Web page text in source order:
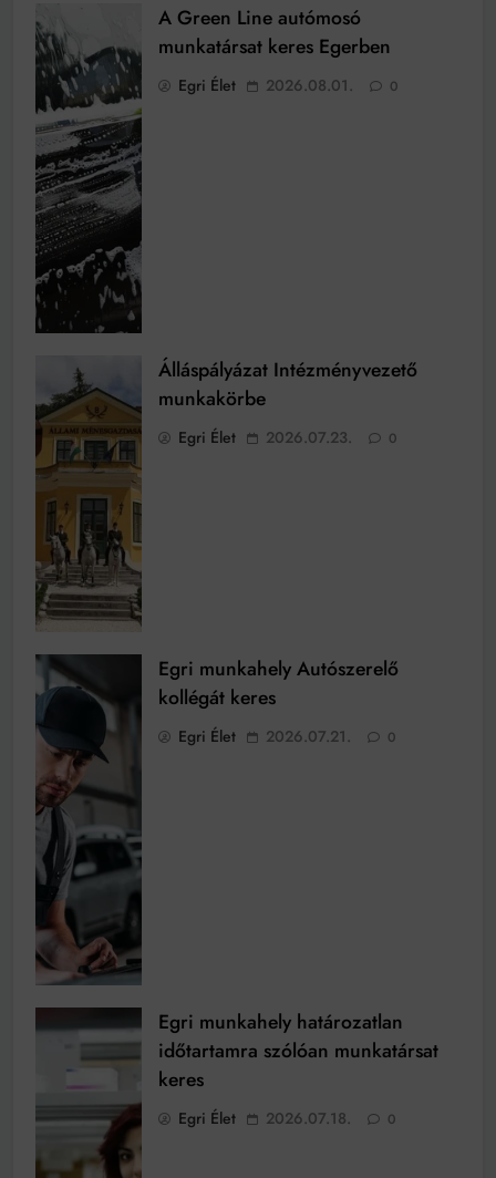
A Green Line autómosó
munkatársat keres Egerben
Egri Élet 2026.08.01. 0
Álláspályázat Intézményvezető
munkakörbe
Egri Élet 2026.07.23. 0
Egri munkahely Autószerelő
kollégát keres
Egri Élet 2026.07.21. 0
Egri munkahely határozatlan
időtartamra szólóan munkatársat
keres
Egri Élet 2026.07.18. 0